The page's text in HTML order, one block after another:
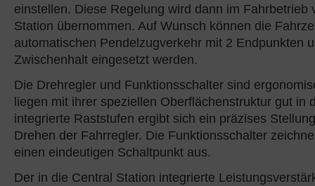
einstellen. Diese Regelung wird dann im Fahrbetrieb
Station übernommen. Auf Wunsch können die
automatischen Pendelzugverkehr mit 2 Endpunkten
Zwischenhalt eingesetzt werden.
Die Drehregler und Funktionsschalter sind
liegen mit ihrer speziellen Oberflächenstruktur gut in
integrierte Raststufen ergibt sich ein präzises
Drehen der Fahrregler. Die Funktionsschalter
einen eindeutigen Schaltpunkt aus.
Der in die Central Station integrierte